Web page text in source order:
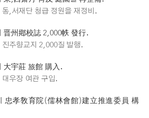
,서재단 청급 정원을 재정비.
晋州鄕校誌 2,000帙 發行.
주향교지 2,000질 발행.
大宇莊 旅館 購入.
우장 여관 구입.
忠孝敎育院(儒林會館)建立推進委員 構